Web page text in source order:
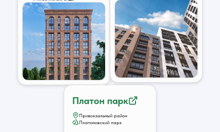
Платон парк
Привокзальный район
Платоновский парк